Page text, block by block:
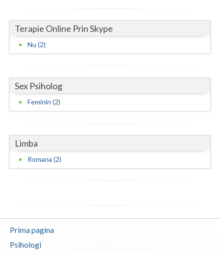
Timis
Tulcea
Vrancea
Terapie Online Prin Skype
Nu (2)
Sex Psiholog
Feminin (2)
Limba
Romana (2)
Prima pagina
Psihologi